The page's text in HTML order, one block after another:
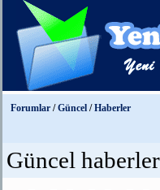
Forumlar /Güncel /Haberler
Güncel